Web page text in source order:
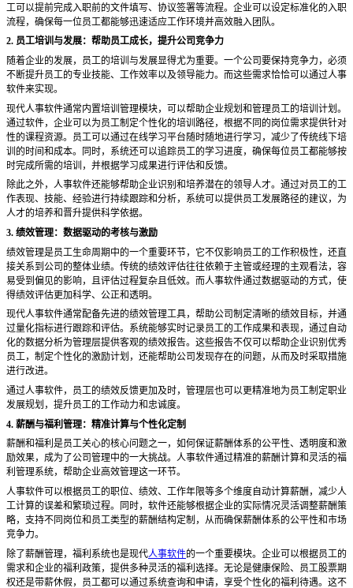
工可以提前完成入职前的文件填写、协议签署等流程。企业可以设定标准化的入职
流程，确保每一位员工都能够迅速适应工作环境并高效融入团队。
2. 员工培训与发展：帮助员工成长，提升公司竞争力
随着企业的发展，员工的培训与发展显得尤为重要。一个公司要保持竞争力，必须
不断提升员工的专业技能、工作效率以及领导能力。而这些需求恰恰可以通过人事
软件来实现。
现代人事软件通常内置培训管理模块，可以帮助企业规划和管理员工的培训计划。
通过软件，企业可以为员工制定个性化的培训路径，根据不同的岗位需求提供针对
性的课程资源。员工可以通过在线学习平台随时随地进行学习，减少了传统线下培
训的时间和成本。同时，系统还可以追踪员工的学习进度，确保每位员工都能够按
时完成所需的培训，并根据学习成果进行评估和反馈。
除此之外，人事软件还能够帮助企业识别和培养潜在的领导人才。通过对员工的工
作表现、技能、经验进行持续跟踪和分析，系统可以提供员工发展路径的建议，为
人才的培养和晋升提供科学依据。
3. 绩效管理：数据驱动的考核与激励
绩效管理是员工生命周期中的一个重要环节，它不仅影响员工的工作积极性，还直
接关系到公司的整体业绩。传统的绩效评估往往依赖于主管或经理的主观看法，容
易受到偏见的影响，且评估过程复杂且低效。而人事软件通过数据驱动的方式，使
得绩效评估更加科学、公正和透明。
现代人事软件通常配备先进的绩效管理工具，帮助公司制定清晰的绩效目标，并通
过量化指标进行跟踪和评估。系统能够实时记录员工的工作成果和表现，通过自动
化的数据分析为管理层提供客观的绩效报告。这些报告不仅可以帮助企业识别优秀
员工，制定个性化的激励计划，还能帮助公司发现存在的问题，从而及时采取措施
进行改进。
通过人事软件，员工的绩效反馈更加及时，管理层也可以更精准地为员工制定职业
发展规划，提升员工的工作动力和忠诚度。
4. 薪酬与福利管理：精准计算与个性化定制
薪酬和福利是员工关心的核心问题之一，如何保证薪酬体系的公平性、透明度和激
励效果，成为了公司管理中的一大挑战。人事软件通过精准的薪酬计算和灵活的福
利管理系统，帮助企业高效管理这一环节。
人事软件可以根据员工的职位、绩效、工作年限等多个维度自动计算薪酬，减少人
工计算的误差和繁琐过程。同时，软件还能够根据企业的实际情况灵活调整薪酬策
略，支持不同岗位和员工类型的薪酬结构定制，从而确保薪酬体系的公平性和市场
竞争力。
除了薪酬管理，福利系统也是现代人事软件的一个重要模块。企业可以根据员工的
需求和企业的福利政策，提供多种灵活的福利选择。无论是健康保险、员工股票期
权还是带薪休假，员工都可以通过系统查询和申请，享受个性化的福利待遇。这不